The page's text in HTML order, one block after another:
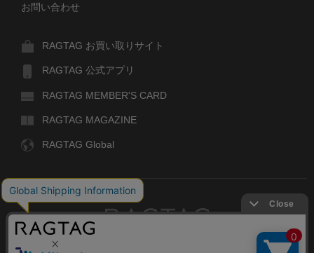
お問い合わせ
RAGTAG お買い取りサイト
RAGTAG 公式アプリ
RAGTAG MEMBER'S CARD
RAGTAG MAGAZINE
RAGTAG Global
デザイナーズブランドのユーズド・セレクトショップ